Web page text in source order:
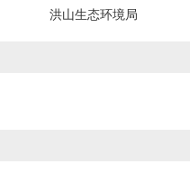
洪山生态环境局